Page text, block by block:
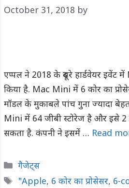
October 31, 2018 by
एप्पल ने 2018 के दूसरे हार्डवेयर इवेंट
किया है. Mac Mini में 6 कोर का
मॉडल के मुकाबले पांच गुना ज्यादा
Mini में 64 जीबी स्टोरेज है और इसे 2
सकता है. कंपनी ने इसमें … Read
Categories
गैजेट्स
Tags
"Apple, 6 कोर का प्रोसेसर, 6-